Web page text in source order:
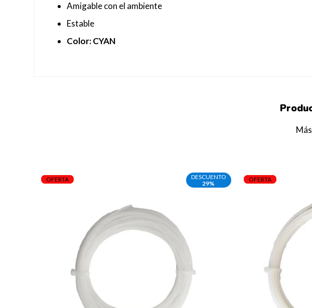
Amigable con el ambiente
Estable
Color: CYAN
OFERTA
DESCUENTO
29%
OFERTA